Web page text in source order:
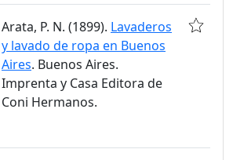
Arata, P. N. (1899). Lavaderos
y lavado de ropa en Buenos
Aires. Buenos Aires.
Imprenta y Casa Editora de
Coni Hermanos.